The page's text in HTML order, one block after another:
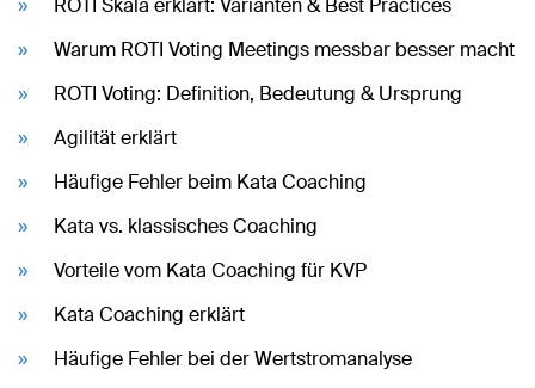
Warum ROTI Voting Meetings messbar besser macht
ROTI Voting: Definition, Bedeutung & Ursprung
Agilität erklärt
Häufige Fehler beim Kata Coaching
Kata vs. klassisches Coaching
Vorteile vom Kata Coaching für KVP
Kata Coaching erklärt
Häufige Fehler bei der Wertstromanalyse